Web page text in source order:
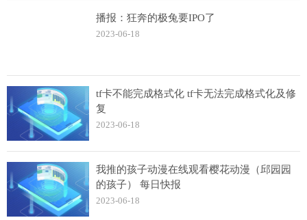
播报：狂奔的极兔要IPO了
2023-06-18
tf卡不能完成格式化 tf卡无法完成格式化及修
复
2023-06-18
我推的孩子动漫在线观看樱花动漫（邱园园
的孩子） 每日快报
2023-06-18